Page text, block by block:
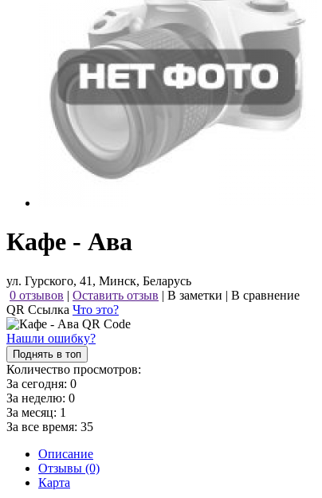
Кафе - Ава
ул. Гурского, 41, Минск, Беларусь
0 отзывов | Оставить отзыв | В заметки | В сравнение
QR Ссылка Что это?
Нашли ошибку?
Поднять в топ
Количество просмотров:
За сегодня: 0
За неделю: 0
За месяц: 1
За все время: 35
Описание
Отзывы (0)
Карта